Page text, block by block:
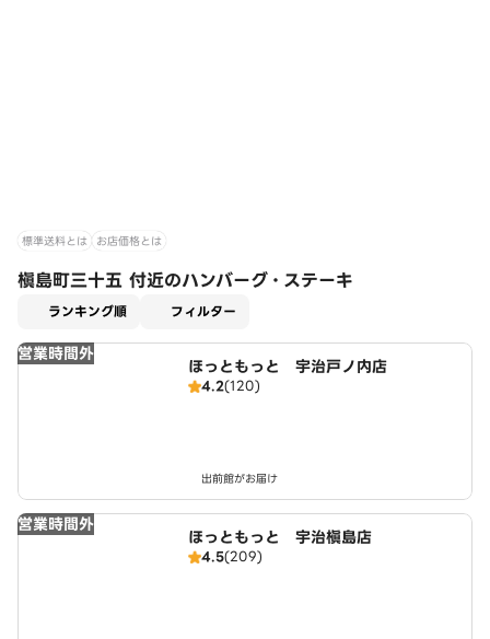
標準送料とは お店価格とは
槇島町三十五 付近のハンバーグ・ステーキ
ランキング順 フィルター
営業時間外
ほっともっと 宇治戸ノ内店
4.2(120)
出前館がお届け
営業時間外
ほっともっと 宇治槇島店
4.5(209)